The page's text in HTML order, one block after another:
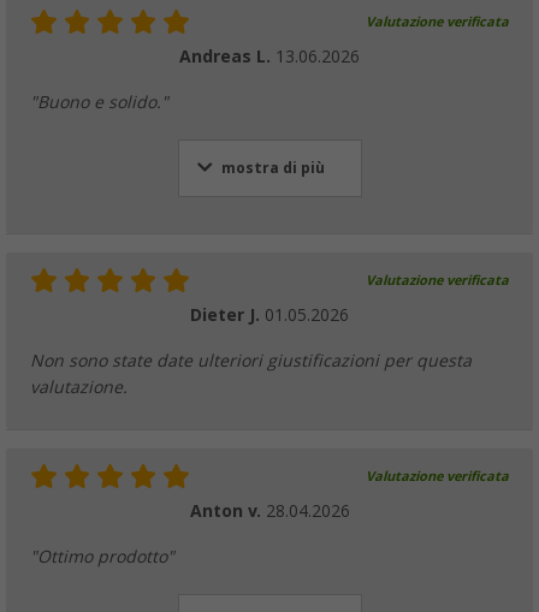
Valutazione verificata
Andreas L. 13.06.2026
"Buono e solido."
mostra di più
Valutazione verificata
Dieter J. 01.05.2026
Non sono state date ulteriori giustificazioni per questa
valutazione.
Valutazione verificata
Anton v. 28.04.2026
"Ottimo prodotto"